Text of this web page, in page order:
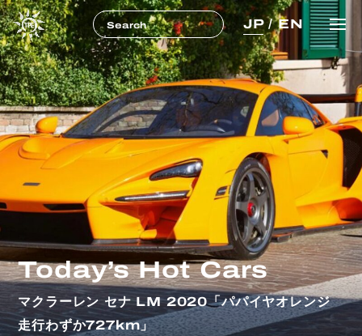
JP/EN
Today’s Hot Cars
マクラーレン セナ LM 2020「パパイヤオレンジ
走行わずか727km」